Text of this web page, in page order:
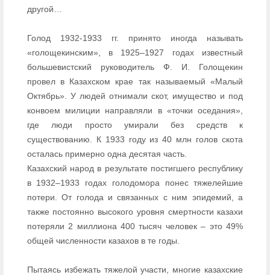
другой…
Голод 1932-1933 гг. принято иногда называть
«голощекинским», в 1925–1927 годах известный
большевистский руководитель Ф. И. Голощекин
провел в Казахском крае так называемый «Малый
Октябрь». У людей отнимали скот, имущество и под
конвоем милиции направляли в «точки оседания»,
где люди просто умирали без средств к
существованию. К 1933 году из 40 млн голов скота
осталась примерно одна десятая часть.
Казахский народ в результате постигшего республику
в 1932–1933 годах голодомора понес тяжелейшие
потери. От голода и связанных с ним эпидемий, а
также постоянно высокого уровня смертности казахи
потеряли 2 миллиона 400 тысяч человек – это 49%
общей численности казахов в те годы.
Пытаясь избежать тяжелой участи, многие казахские